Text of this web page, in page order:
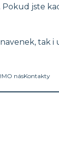
jste
O násKontakty